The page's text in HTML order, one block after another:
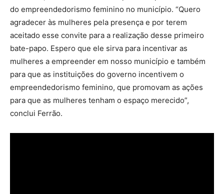
do empreendedorismo feminino no município. “Quero
agradecer às mulheres pela presença e por terem
aceitado esse convite para a realização desse primeiro
bate-papo. Espero que ele sirva para incentivar as
mulheres a empreender em nosso município e também
para que as instituições do governo incentivem o
empreendedorismo feminino, que promovam as ações
para que as mulheres tenham o espaço merecido”,
conclui Ferrão.